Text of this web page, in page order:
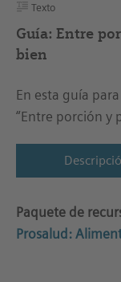
Texto
Guía: Entre
bien
En esta guía
“Entre porción y
Paquete de
Prosalud: